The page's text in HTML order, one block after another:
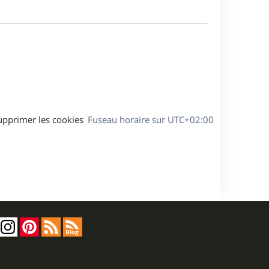
Fuseau horaire sur UTC+02:00
les cookies